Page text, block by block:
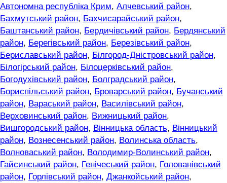
Автономна республіка Крим, Алчевський район,
Бахмутський район, Бахчисарайський район,
Баштанський район, Бердичівський район, Бердянський
район, Берегівський район, Березівський район,
Бериславський район, Білгород-Дністровський район,
Білогірський район, Білоцерківський район,
Богодухівський район, Болградський район,
Бориспільський район, Броварський район, Бучанський
район, Вараський район, Василівський район,
Верховинський район, Вижницький район,
Вишгородський район, Вінницька область, Вінницький
район, Вознесенський район, Волинська область,
Волноваський район, Володимир-Волинський район,
Гайсинський район, Генічеський район, Голованівський
район, Горлівський район, Джанкойський район,